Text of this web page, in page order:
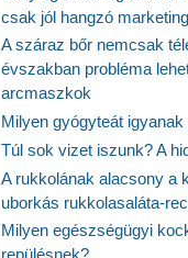
csak jól hangzó
A száraz bőr nemcsak
évszakban probléma
arcmaszkok
Milyen gyógyteát
Túl sok vizet iszunk? A
A rukkolának alacsony a
uborkás rukkolasaláta-
Milyen egészségügyi